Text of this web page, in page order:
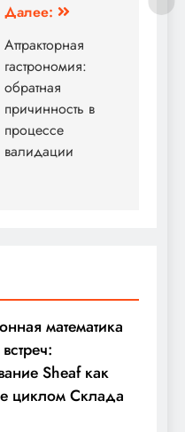
Далее:
Аттракторная
гастрономия:
обратная
причинность в
процессе
валидации
математика
Sheaf как
циклом Склада